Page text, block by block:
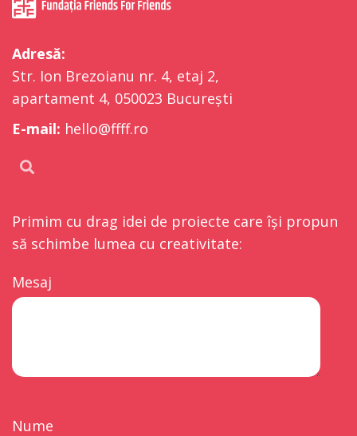
Adresă:
Str. Ion Brezoianu nr. 4, etaj 2,
apartament 4, 050023 București
E-mail: hello@ffff.ro
Primim cu drag idei de proiecte care își propun
să schimbe lumea cu creativitate:
Mesaj
Nume